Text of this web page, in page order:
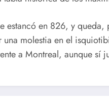
estancó en 826, y
molestia en el
a Montreal, aunque sí